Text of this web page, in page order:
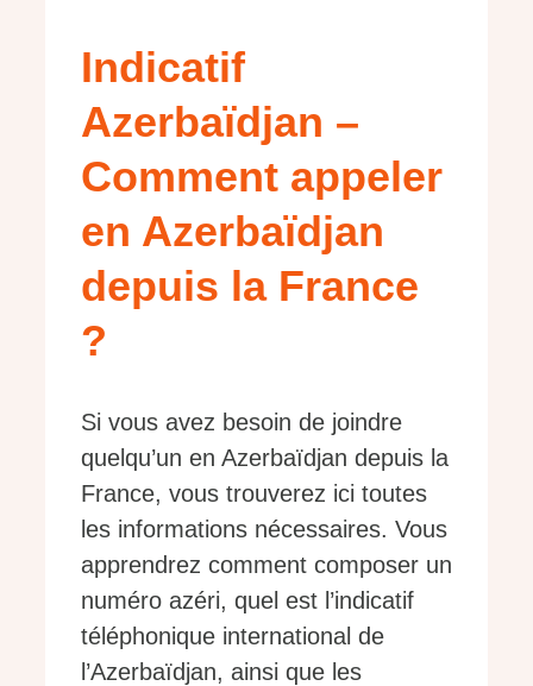
Indicatif
Azerbaïdjan –
Comment appeler
en Azerbaïdjan
depuis la France
?
Si vous avez besoin de joindre
quelqu’un en Azerbaïdjan depuis la
France, vous trouverez ici toutes
les informations nécessaires. Vous
apprendrez comment composer un
numéro azéri, quel est l’indicatif
téléphonique international de
l’Azerbaïdjan, ainsi que les